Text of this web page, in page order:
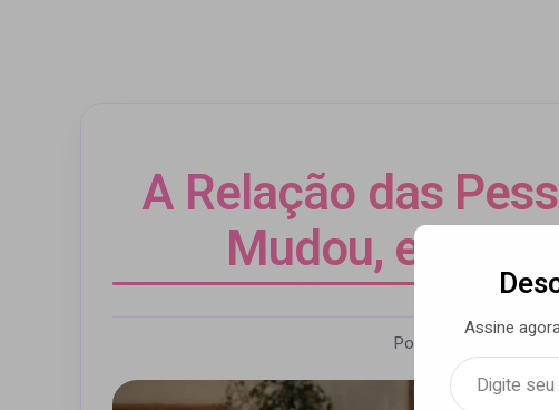
A Relação das
Mudou, e
Por Cristiane Guimarães
Assine
Digite seu e-mail…